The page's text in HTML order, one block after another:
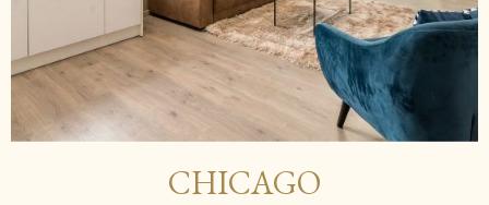
CHICAGO